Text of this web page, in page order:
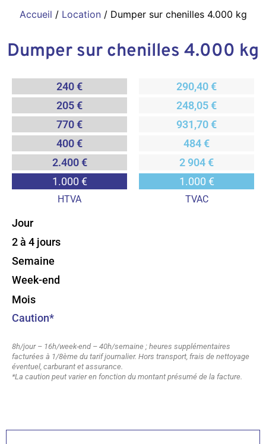
Accueil / Location/ Dumper sur chenilles 4.000 kg
Dumper sur chenilles 4.000 kg
240 €
205 €
770 €
400 €
2.400 €
1.000 €
HTVA
290,40 €
248,05 €
931,70 €
484 €
2 904 €
1.000 €
TVAC
Jour
2 à 4 jours
Semaine
Week-end
Mois
Caution*
8h/jour – 16h/week-end – 40h/semaine ; heures supplémentaires
facturées à 1/8ème du tarif journalier. Hors transport, frais de nettoyage
éventuel, carburant et assurance.
*La caution peut varier en fonction du montant présumé de la facture.